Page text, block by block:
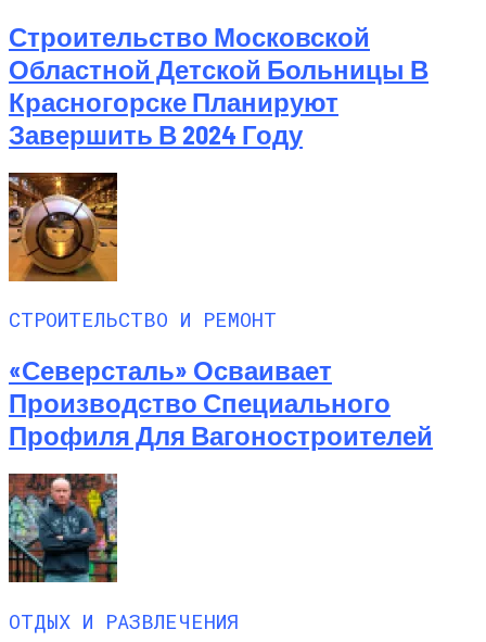
Строительство Московской
Областной Детской Больницы В
Красногорске Планируют
Завершить В 2024 Году
СТРОИТЕЛЬСТВО И РЕМОНТ
«Северсталь» Осваивает
Производство Специального
Профиля Для Вагоностроителей
ОТДЫХ И РАЗВЛЕЧЕНИЯ